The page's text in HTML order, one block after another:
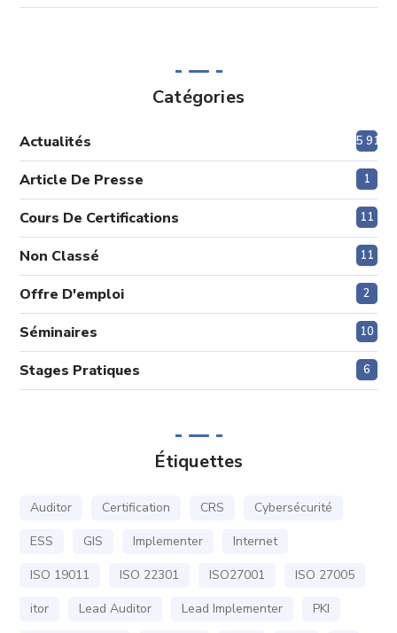
Catégories
Actualités 5 915
Article De Presse 1
Cours De Certifications 11
Non Classé 11
Offre D'emploi 2
Séminaires 10
Stages Pratiques 6
Étiquettes
Auditor Certification CRS
Cybersécurité
ESS
GIS Implementer
Internet
ISO 19011
ISO 22301 ISO27001
ISO 27005
itor
Lead Auditor Lead Implementer
PKI